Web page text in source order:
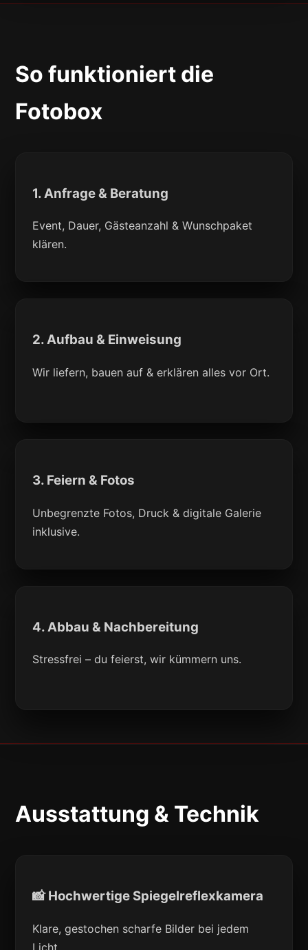
So funktioniert die
Fotobox
1. Anfrage & Beratung
Event, Dauer, Gästeanzahl & Wunschpaket
klären.
2. Aufbau & Einweisung
Wir liefern, bauen auf & erklären alles vor Ort.
3. Feiern & Fotos
Unbegrenzte Fotos, Druck & digitale Galerie
inklusive.
4. Abbau & Nachbereitung
Stressfrei – du feierst, wir kümmern uns.
Ausstattung & Technik
📸 Hochwertige Spiegelreflexkamera
Klare, gestochen scharfe Bilder bei jedem
Licht.